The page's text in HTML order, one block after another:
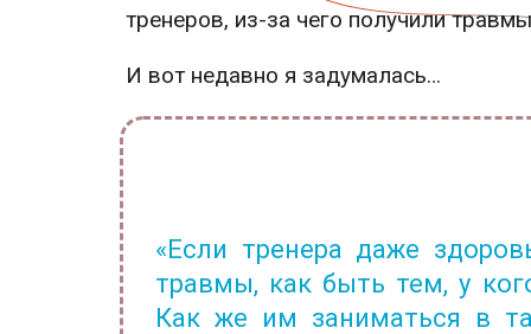
тренеров, из-за чего получили
И вот недавно я задумалась…
«Если тренера даже
травмы, как быть тем, у
Как же им заниматься в